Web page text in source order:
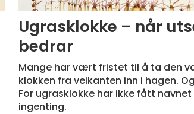
Ugrasklokke – når
bedrar
Mange har vært fristet til å ta den
klokken fra veikanten inn i hagen.
For ugrasklokke har ikke fått
ingenting.